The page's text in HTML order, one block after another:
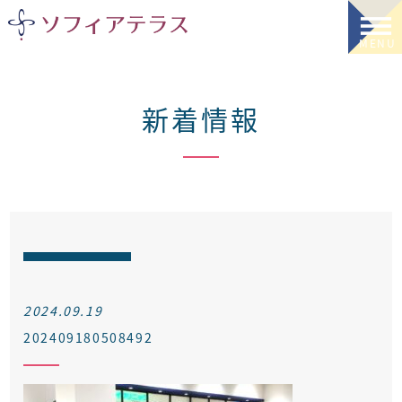
新着情報
2024.09.19
202409180508492